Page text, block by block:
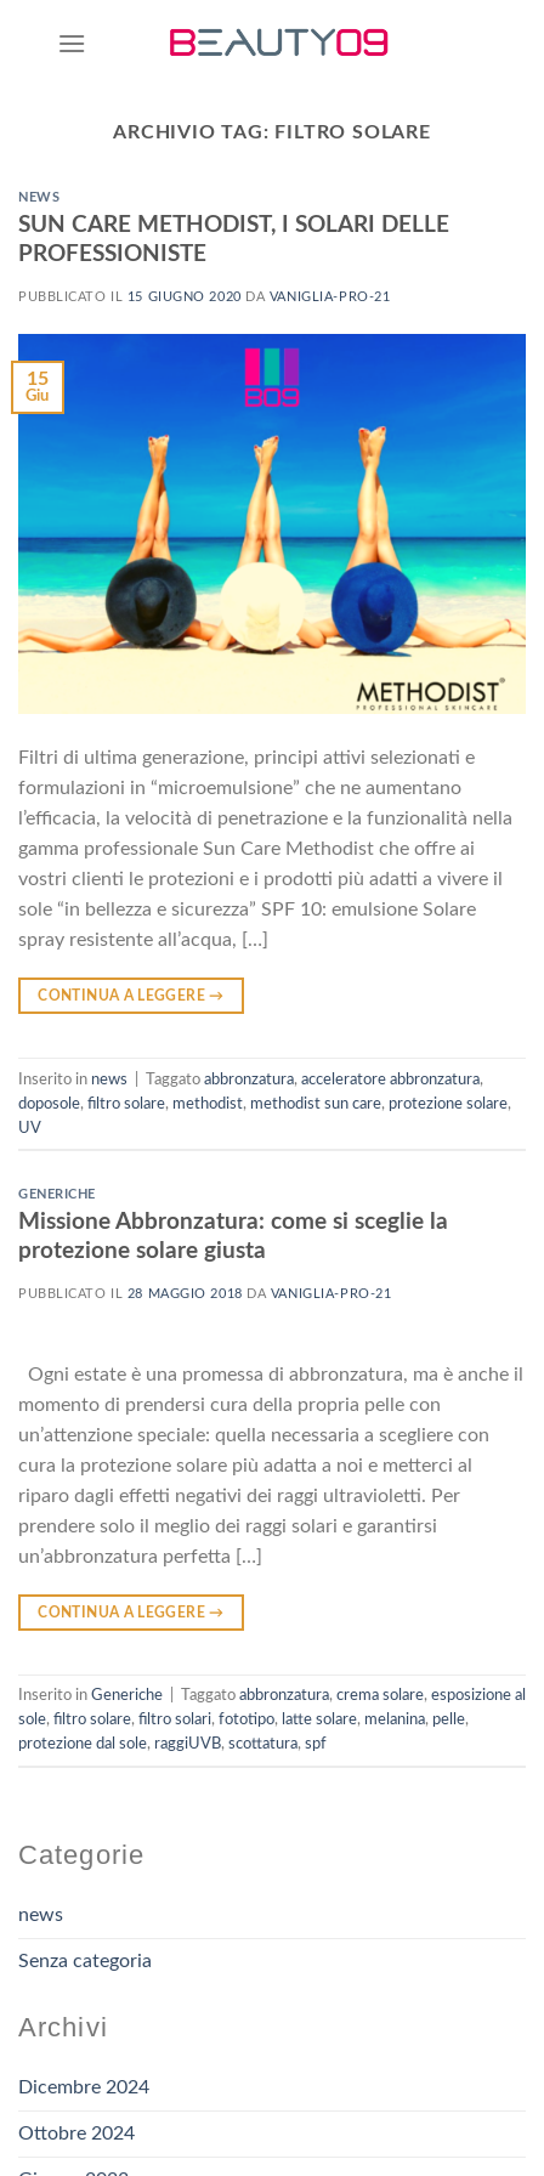
ARCHIVIO TAG: FILTRO SOLARE
NEWS
SUN CARE METHODIST, I SOLARI DELLE
PROFESSIONISTE
PUBBLICATO IL 15 GIUGNO 2020 DA VANIGLIA-PRO-21
15
Giu
Filtri di ultima generazione, principi attivi selezionati e
formulazioni in “microemulsione” che ne aumentano
l’efficacia, la velocità di penetrazione e la funzionalità nella
gamma professionale Sun Care Methodist che offre ai
vostri clienti le protezioni e i prodotti più adatti a vivere il
sole “in bellezza e sicurezza” SPF 10: emulsione Solare
spray resistente all’acqua, […]
CONTINUA A LEGGERE→
Inserito in news Taggato abbronzatura, acceleratore abbronzatura,
doposole, filtro solare, methodist, methodist sun care, protezione solare,
UV
GENERICHE
Missione Abbronzatura: come si sceglie la
protezione solare giusta
PUBBLICATO IL 28 MAGGIO 2018 DA VANIGLIA-PRO-21
Ogni estate è una promessa di abbronzatura, ma è anche il
momento di prendersi cura della propria pelle con
un’attenzione speciale: quella necessaria a scegliere con
cura la protezione solare più adatta a noi e metterci al
riparo dagli effetti negativi dei raggi ultravioletti. Per
prendere solo il meglio dei raggi solari e garantirsi
un’abbronzatura perfetta […]
CONTINUA A LEGGERE→
Inserito in Generiche Taggato abbronzatura, crema solare, esposizione al
sole, filtro solare, filtro solari, fototipo, latte solare, melanina, pelle,
protezione dal sole, raggiUVB, scottatura, spf
Categorie
news
Senza categoria
Archivi
Dicembre 2024
Ottobre 2024